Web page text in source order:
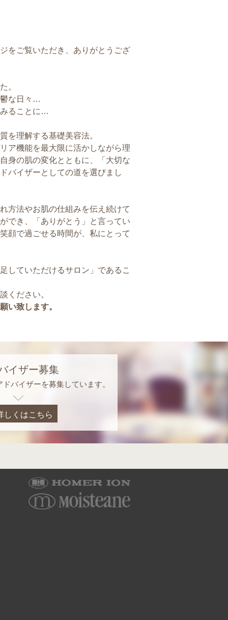
をご覧いただき、ありがとうござ
。
鬱な日々…
ることに…
を理解する基礎美容法。
ア機能を最大限に活かしながら理
身の肌の変化とともに、「大切な
バイザーとしての道を選びまし
方法やお肌の仕組みを伝え続けて
でき、「ありがとう」と言ってい
顔で過ごせる時間が、私にとって
していただけるサロン」であるこ
ください。
い致します。
イザー募集
バイザーを募集しています。
しくはこちら